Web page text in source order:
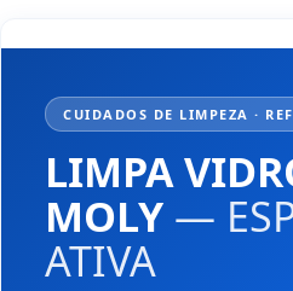
CUIDADOS DE LIMPEZA ·
LIMPA
MOLY —
ATIVA